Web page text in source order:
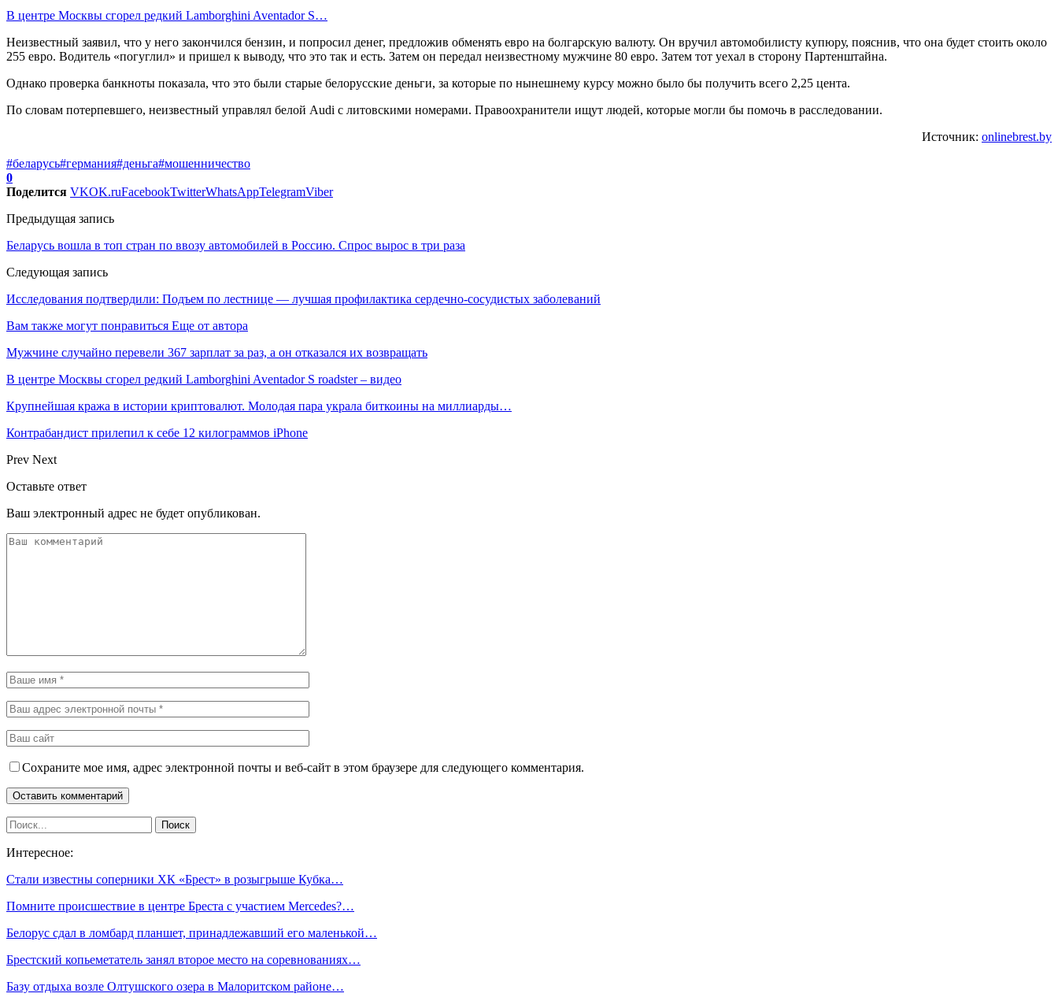
В центре Москвы сгорел редкий Lamborghini Aventador S…
Неизвестный заявил, что у него закончился бензин, и попросил денег, предложив обменять евро на болгарскую валюту. Он вручил автомобилисту купюру, пояснив, что она будет стоить около
255 евро. Водитель «погуглил» и пришел к выводу, что это так и есть. Затем он передал неизвестному мужчине 80 евро. Затем тот уехал в сторону Партенштайна.
Однако проверка банкноты показала, что это были старые белорусские деньги, за которые по нынешнему курсу можно было бы получить всего 2,25 цента.
По словам потерпевшего, неизвестный управлял белой Audi с литовскими номерами. Правоохранители ищут людей, которые могли бы помочь в расследовании.
Источник: onlinebrest.by
#беларусь#германия#деньга#мошенничество
0
Поделится VKOK.ruFacebookTwitterWhatsAppTelegramViber
Предыдущая запись
Беларусь вошла в топ стран по ввозу автомобилей в Россию. Спрос вырос в три раза
Следующая запись
Исследования подтвердили: Подъем по лестнице — лучшая профилактика сердечно-сосудистых заболеваний
Вам также могут понравиться Еще от автора
Мужчине случайно перевели 367 зарплат за раз, а он отказался их возвращать
В центре Москвы сгорел редкий Lamborghini Aventador S roadster – видео
Крупнейшая кража в истории криптовалют. Молодая пара украла биткоины на миллиарды…
Контрабандист прилепил к себе 12 килограммов iPhone
Prev Next
Оставьте ответ
Ваш электронный адрес не будет опубликован.
Сохраните мое имя, адрес электронной почты и веб-сайт в этом браузере для следующего комментария.
Интересное:
Стали известны соперники ХК «Брест» в розыгрыше Кубка…
Помните происшествие в центре Бреста с участием Mercedes?…
Белорус сдал в ломбард планшет, принадлежавший его маленькой…
Брестский копьеметатель занял второе место на соревнованиях…
Базу отдыха возле Олтушского озера в Малоритском районе…